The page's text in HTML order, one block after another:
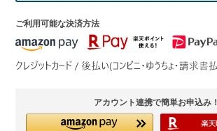
ご利用可能な決済方法
アカウント連携で簡単お申込み！